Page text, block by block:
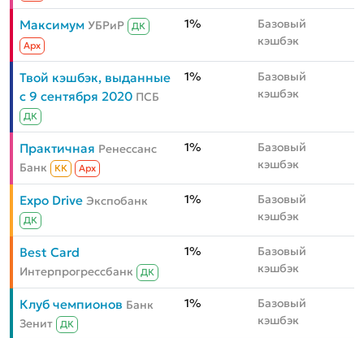
Максимум УБРиР
ДК
Aрх
1%
Базовый
кэшбэк
Твой кэшбэк, выданные
с 9 сентября 2020 ПСБ
ДК
1%
Базовый
кэшбэк
Практичная Ренессанс
Банк
КК Aрх
1%
Базовый
кэшбэк
Expo Drive Экспобанк
ДК
1%
Базовый
кэшбэк
Best Card
Интерпрогрессбанк ДК
1%
Базовый
кэшбэк
Клуб чемпионов Банк
Зенит
ДК
1%
Базовый
кэшбэк